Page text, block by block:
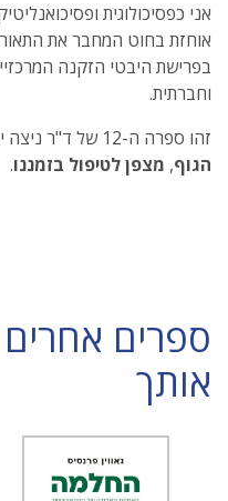
אני כפסיכולוגית
אוחזת בחוט המחבר את
בפרישת היבטי הזקנה
וחברתית.
זהו ספרה ה-12 של ד"ר ניצה ירום, ביניהם:
הגוף, מצפן לטיפול בזמננו.
ספרים אחרים
אותך